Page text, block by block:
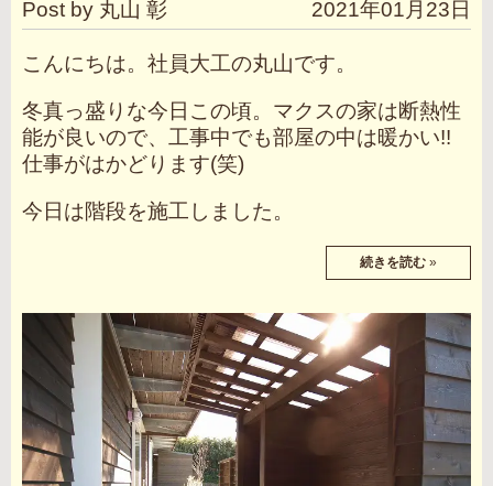
Post by 丸山 彰 2021年01月23日
こんにちは。社員大工の丸山です。
冬真っ盛りな今日この頃。マクスの家は断熱性
能が良いので、工事中でも部屋の中は暖かい!!
仕事がはかどります(笑)
今日は階段を施工しました。
続きを読む »